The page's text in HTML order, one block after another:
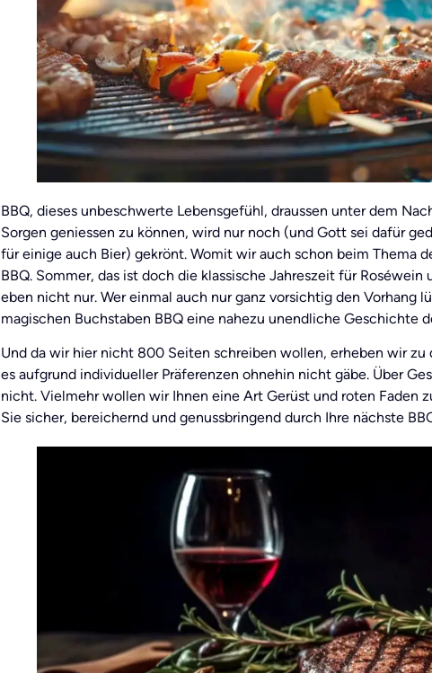
BBQ, dieses unbeschwerte Lebensgefühl, draussen unter dem
Sorgen geniessen zu können, wird nur noch (und Gott sei dafür
für einige auch Bier) gekrönt. Womit wir auch schon beim Thema
BBQ. Sommer, das ist doch die klassische Jahreszeit für
eben nicht nur. Wer einmal auch nur ganz vorsichtig den Vorhang
magischen Buchstaben BBQ eine nahezu unendliche Geschichte
Und da wir hier nicht 800 Seiten schreiben wollen, erheben wir
es aufgrund individueller Präferenzen ohnehin nicht gäbe. Über
nicht. Vielmehr wollen wir Ihnen eine Art Gerüst und roten Faden
Sie sicher, bereichernd und genussbringend durch Ihre nächste